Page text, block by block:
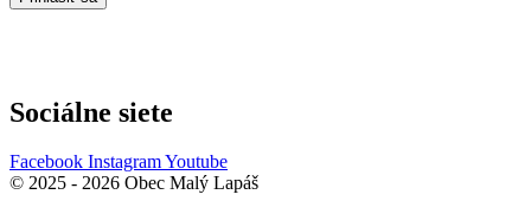
Sociálne siete
Facebook InstagramYoutube
© 2025 - 2026 Obec Malý Lapáš